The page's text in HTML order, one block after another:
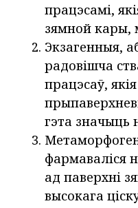
працэсамі,
зямной кары,
Экзагенныя,
радовішча
працэсаў,
гэта значыць
фармаваліся
ад паверхні
высокага